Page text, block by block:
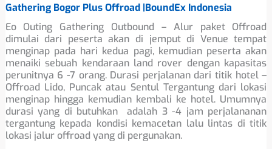
Gathering Bogor Plus Offroad |BoundEx Indonesia
Eo Outing Gathering Outbound – Alur paket Offroad
dimulai dari peserta akan di jemput di Venue tempat
menginap pada hari kedua pagi, kemudian peserta akan
menaiki sebuah kendaraan land rover dengan kapasitas
perunitnya 6 -7 orang. Durasi perjalanan dari titik hotel –
Offroad Lido, Puncak atau Sentul Tergantung dari lokasi
menginap hingga kemudian kembali ke hotel. Umumnya
durasi yang di butuhkan adalah 3 -4 jam perjalananan
tergantung kepada kondisi kemacetan lalu lintas di titik
lokasi jalur offroad yang di pergunakan.